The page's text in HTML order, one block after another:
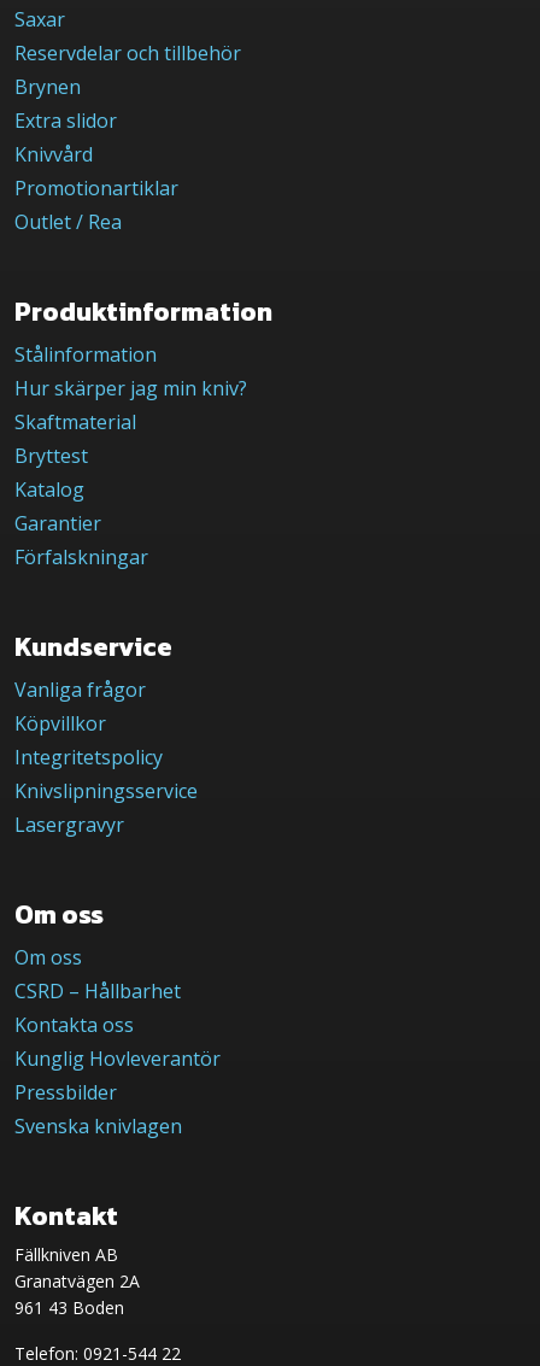
Saxar
Reservdelar och tillbehör
Brynen
Extra slidor
Knivvård
Promotionartiklar
Outlet / Rea
Produktinformation
Stålinformation
Hur skärper jag min kniv?
Skaftmaterial
Bryttest
Katalog
Garantier
Förfalskningar
Kundservice
Vanliga frågor
Köpvillkor
Integritetspolicy
Knivslipningsservice
Lasergravyr
Om oss
Om oss
CSRD – Hållbarhet
Kontakta oss
Kunglig Hovleverantör
Pressbilder
Svenska knivlagen
Kontakt
Fällkniven AB
Granatvägen 2A
961 43 Boden
Telefon: 0921-544 22